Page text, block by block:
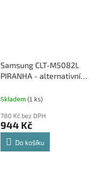
Samsung CLT-M5082L
PIRANHA - alternativní
Skladem (1 ks)
780 Kč bez DPH
944 Kč
Do košíku